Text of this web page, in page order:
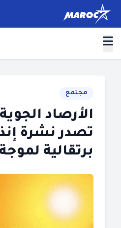
مجتمع
الأرصاد
تصدر نشرة
برتقالية